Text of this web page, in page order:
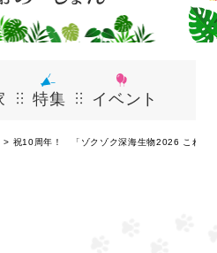
特集 イベント
> 祝10周年！ 「ゾクゾク深海生物2026 これま